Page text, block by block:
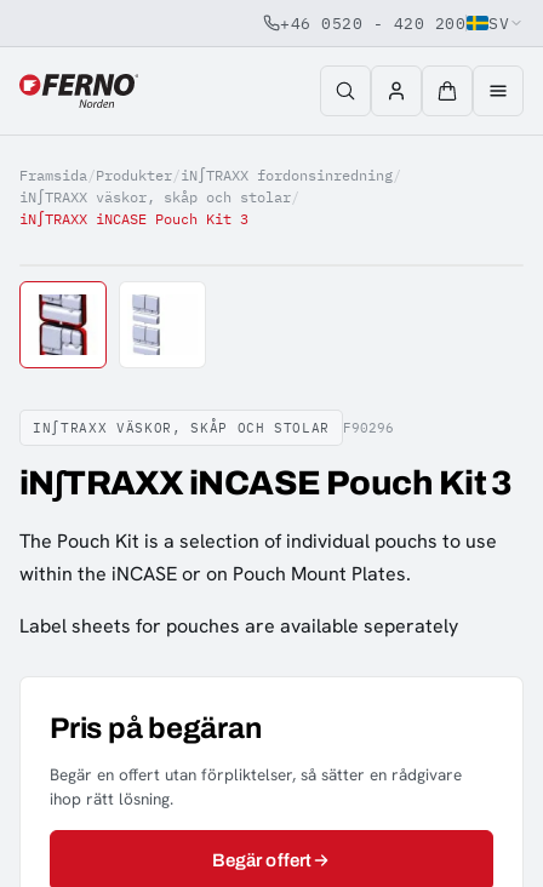
Jump to content
+46 0520 - 420 200 SV
Framsida/Produkter/iN∫TRAXX fordonsinredning/
iN∫TRAXX väskor, skåp och stolar/
iN∫TRAXX iNCASE Pouch Kit 3
IN∫TRAXX VÄSKOR, SKÅP OCH STOLAR F90296
iN∫TRAXX iNCASE Pouch Kit 3
The Pouch Kit is a selection of individual pouchs to use
within the iNCASE or on Pouch Mount Plates.
Label sheets for pouches are available seperately
Pris på begäran
Begär en offert utan förpliktelser, så sätter en rådgivare
ihop rätt lösning.
Begär offert